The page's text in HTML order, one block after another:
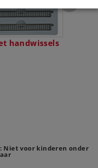
handwissels
Niet voor kinderen onder